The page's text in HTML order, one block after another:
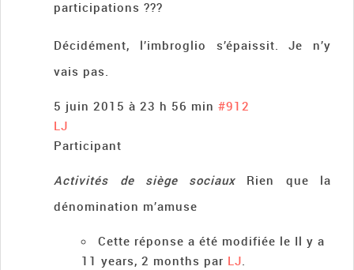
participations ???
Décidément, l’imbroglio s’épaissit. Je n’y
vais pas.
5 juin 2015 à 23 h 56 min #912
LJ
Participant
Activités de siège sociaux Rien que la
dénomination m’amuse
Cette réponse a été modifiée le Il y a
11 years, 2 months par LJ.